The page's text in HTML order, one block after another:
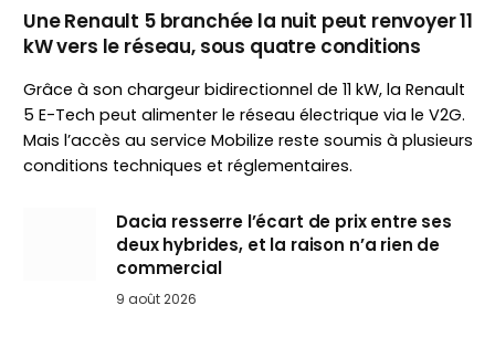
Une Renault 5 branchée la nuit peut renvoyer 11
kW vers le réseau, sous quatre conditions
Grâce à son chargeur bidirectionnel de 11 kW, la Renault
5 E-Tech peut alimenter le réseau électrique via le V2G.
Mais l’accès au service Mobilize reste soumis à plusieurs
conditions techniques et réglementaires.
Dacia resserre l’écart de prix entre ses
deux hybrides, et la raison n’a rien de
commercial
9 août 2026